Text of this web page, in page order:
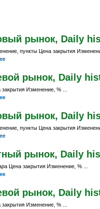
рынок, Daily
пункты Цена закрытия
рынок, Daily
Изменение, % ...
рынок, Daily
пункты Цена закрытия
рынок, Daily
Цена закрытия Изменение, % ...
рынок, Daily
Изменение, % ...